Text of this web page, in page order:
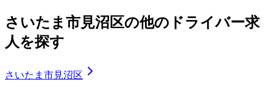
さいたま市見沼区の他のドライバー求
人を探す
さいたま市見沼区